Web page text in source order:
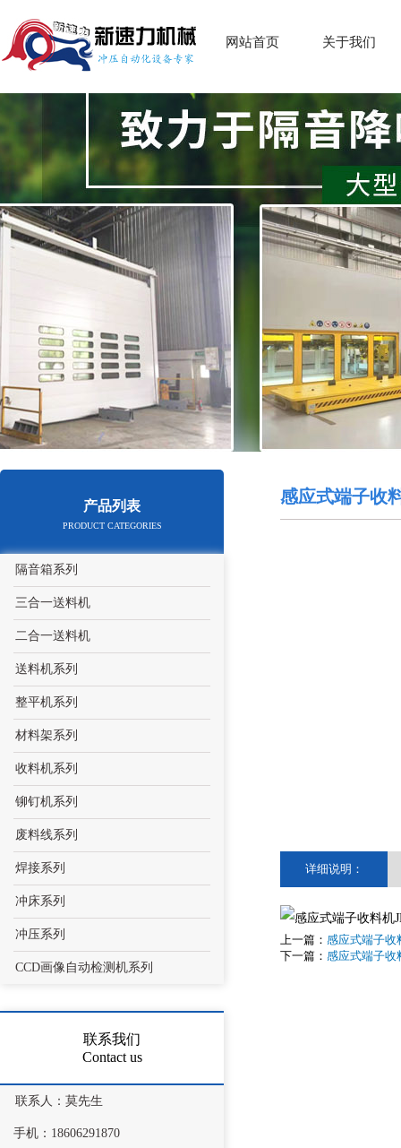
网站首页 关于我们
产品列表
PRODUCT CATEGORIES
隔音箱系列
三合一送料机
二合一送料机
送料机系列
整平机系列
材料架系列
收料机系列
铆钉机系列
废料线系列
焊接系列
冲床系列
冲压系列
CCD画像自动检测机系列
联系我们
Contact us
联系人：莫先生
手机：18606291870
感应式端子收
详细说明：
上一篇： 感应式端子收
下一篇： 感应式端子收